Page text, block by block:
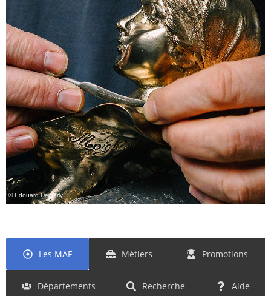
© Edouard Demarly
Les MAF Métiers Promotions
Départements Recherche Aide